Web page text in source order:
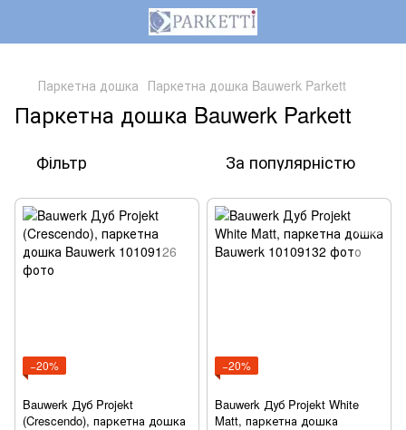
Паркетна дошка Паркетна дошка Bauwerk Parkett
Паркетна дошка Bauwerk Parkett
Фільтр За популярністю
−20%
Bauwerk Дуб Projekt
(Crescendo), паркетна дошка
−20%
Bauwerk Дуб Projekt White
Matt, паркетна дошка